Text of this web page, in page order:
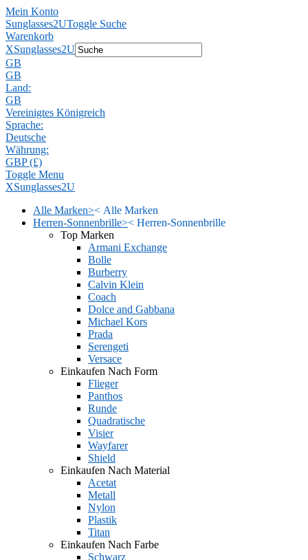
Mein Konto
Sunglasses2UToggle Suche
Warenkorb
XSunglasses2U
GB
GB
Land:
GB
Vereinigtes Königreich
Sprache:
Deutsche
Währung:
GBP (£)
Toggle Menu
XSunglasses2U
Alle Marken>< Alle Marken
Herren-Sonnenbrille>< Herren-Sonnenbrille
Top Marken
Armani Exchange
Bolle
Burberry
Calvin Klein
Coach
Dolce and Gabbana
Michael Kors
Prada
Serengeti
Versace
Einkaufen Nach Form
Flieger
Panthos
Runde
Quadratische
Visier
Wayfarer
Shield
Einkaufen Nach Material
Acetat
Metall
Nylon
Plastik
Titan
Einkaufen Nach Farbe
Schwarz